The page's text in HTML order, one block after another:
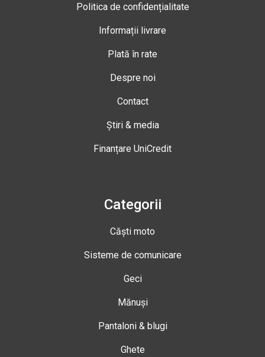
Politica de confidențialitate
Informații livrare
Plată în rate
Despre noi
Contact
Știri & media
Finanțare UniCredit
Categorii
Căști moto
Sisteme de comunicare
Geci
Mănuși
Pantaloni & blugi
Ghete